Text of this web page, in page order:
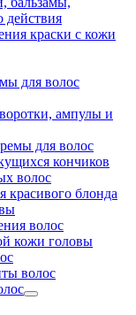
действия
краски с кожи
для волос
ампулы и
для волос
кончиков
волос
красивого блонда
волос
кожи головы
волос